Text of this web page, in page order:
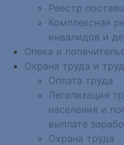
Реестр
Комплексная
инвалидов и
Опека и
Охрана труда и
Оплата труда
Легализация
населения и
выплате
Охрана труда